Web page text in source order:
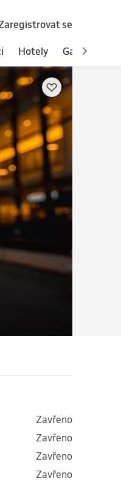
se
Hotely Gastronomie
Zavřeno
Zavřeno
Zavřeno
Zavřeno